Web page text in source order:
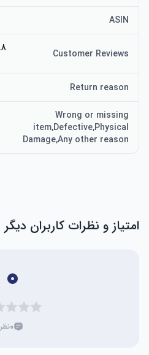
ASIN
Customer Reviews
Return reason
Wrong or missing
item,Defective,Physical
Damage,Any other reason
امتیاز و نظرات کاربران دیگر
۰
۰نظر